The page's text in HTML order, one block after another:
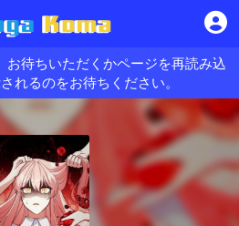
お待ちいただくかページを再読み込
れるのをお待ちください。